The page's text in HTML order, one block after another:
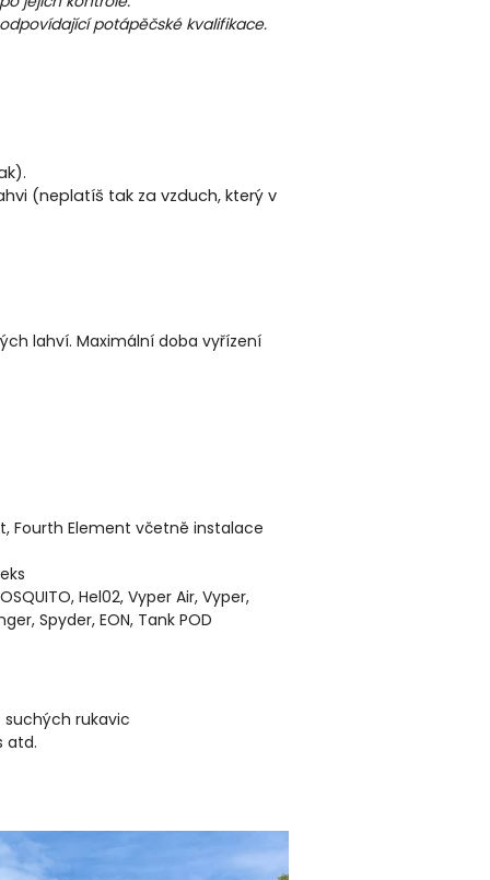
potápěčské kvalifikace.
(neplatíš tak za vzduch, který v
lahví. Maximální doba vyřízení
Fourth Element včetně instalace
Hel02, Vyper Air, Vyper,
Spyder, EON, Tank POD
rukavic
atd.